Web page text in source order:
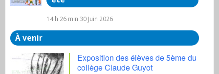
14 h 26 min 30 Juin 2026
À venir
Exposition des élèves de 5ème du
collège Claude Guyot